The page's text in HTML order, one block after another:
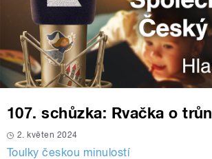
107. schůzka: Rvačka o trůn
2. květen 2024
Toulky českou minulostí